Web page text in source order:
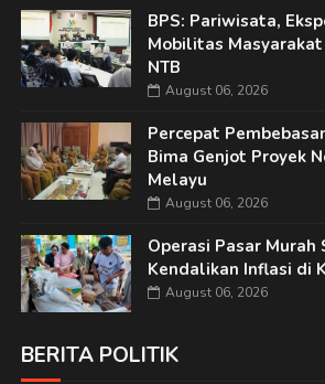
BPS: Pariwisata,
Mobilitas
NTB
August 06, 2026
Percepat
Bima Genjot Proyek
Melayu
August 06, 2026
Operasi Pasar Murah
Kendalikan Inflasi di
August 06, 2026
BERITA POLITIK